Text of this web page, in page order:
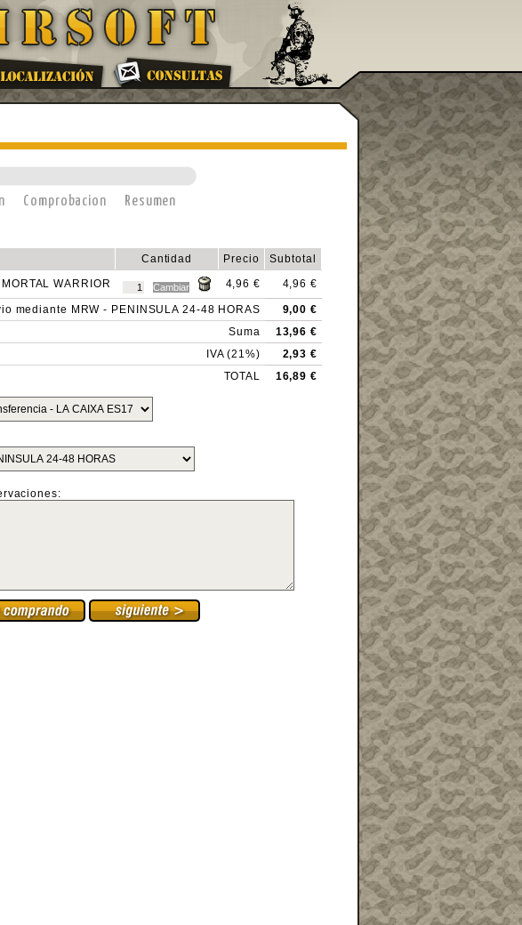
Comprobacion Resumen
Cantidad Precio
Subtotal
WARRIOR 4,96 € 4,96 €
mediante MRW - PENINSULA 24-48 HORAS
9,00 €
Suma
13,96 €
IVA (21%)
2,93 €
TOTAL
16,89 €